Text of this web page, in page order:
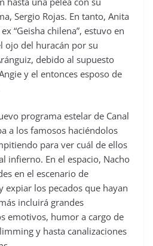
Sergio Rojas. En tanto, Anita
“Geisha chilena”, estuvo en
ojo del huracán por su
debido al supuesto
y el entonces esposo de
programa estelar de Canal
a los famosos haciéndolos
para ver cuál de ellos
infierno. En el espacio, Nacho
en el escenario de
expiar los pecados que hayan
incluirá grandes
emotivos, humor a cargo de
y hasta canalizaciones